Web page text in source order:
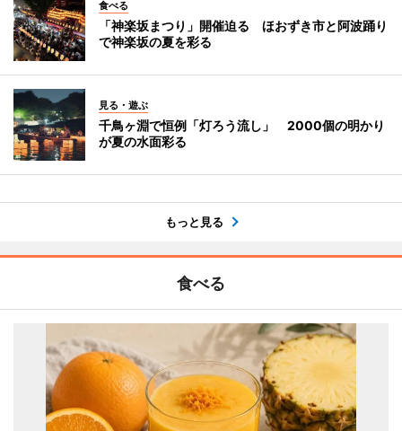
食べる
「神楽坂まつり」開催迫る ほおずき市と阿波踊り
で神楽坂の夏を彩る
見る・遊ぶ
千鳥ヶ淵で恒例「灯ろう流し」 2000個の明かり
が夏の水面彩る
もっと見る
食べる